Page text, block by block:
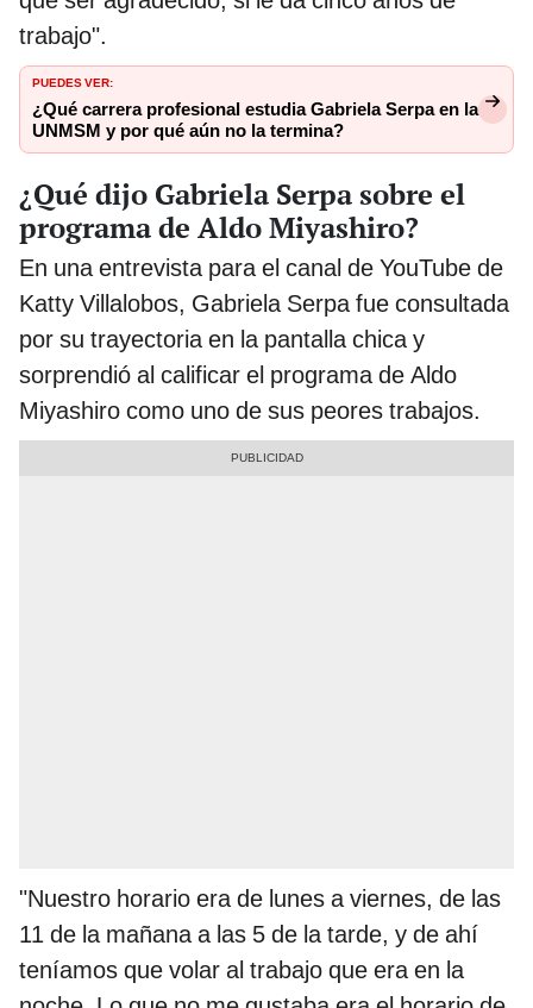
trabajo".
PUEDES VER:
¿Qué carrera profesional estudia Gabriela Serpa en la
UNMSM y por qué aún no la termina?
¿Qué dijo Gabriela Serpa sobre el
programa de Aldo Miyashiro?
En una entrevista para el canal de YouTube de
Katty Villalobos, Gabriela Serpa fue consultada
por su trayectoria en la pantalla chica y
sorprendió al calificar el programa de Aldo
Miyashiro como uno de sus peores trabajos.
"Nuestro horario era de lunes a viernes, de las
11 de la mañana a las 5 de la tarde, y de ahí
teníamos que volar al trabajo que era en la